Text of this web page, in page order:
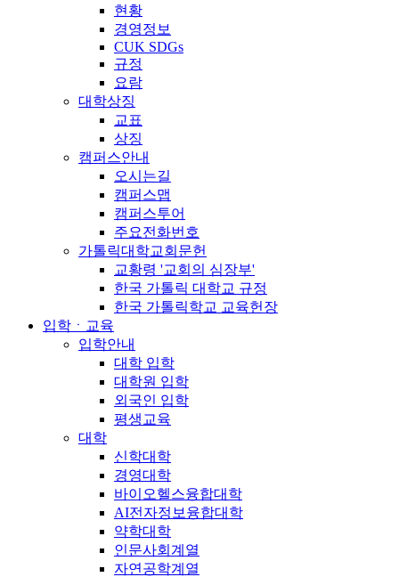
현황
경영정보
CUK SDGs
규정
요람
대학상징
교표
상징
캠퍼스안내
오시는길
캠퍼스맵
캠퍼스투어
주요전화번호
가톨릭대학교회문헌
교황령 '교회의 심장부'
한국 가톨릭 대학교 규정
한국 가톨릭학교 교육헌장
입학ㆍ교육
입학안내
대학 입학
대학원 입학
외국인 입학
평생교육
대학
신학대학
경영대학
바이오헬스융합대학
AI전자정보융합대학
약학대학
인문사회계열
자연공학계열